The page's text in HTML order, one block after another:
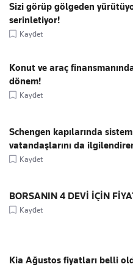
Sizi görüp gölgeden
serinletiyor!
Kaydet
Konut ve araç
dönem!
Kaydet
Schengen kapılarında
vatandaşlarını da
Kaydet
BORSANIN 4 DEVİ İÇİN
Kaydet
Kia Ağustos fiyatları belli